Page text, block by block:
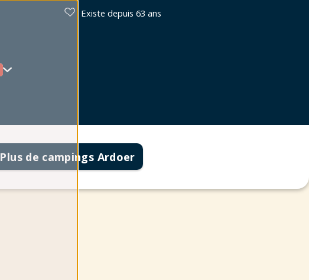
Existe depuis 63 ans
Plus de campings Ardoer